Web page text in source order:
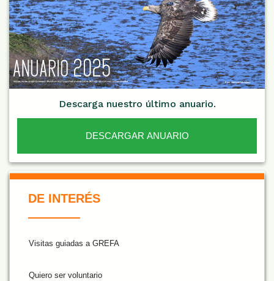
Descarga nuestro último anuario.
DESCARGAR ANUARIO
De Interés NARANJA
DE INTERÉS
Visitas guiadas a GREFA
Quiero ser voluntario